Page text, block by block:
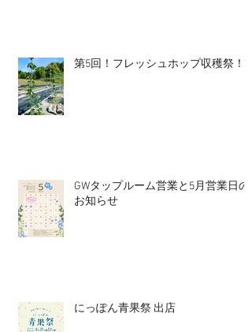
第5回！フレッシュホップ収穫祭！
GWタップルーム営業と5月営業日の
お知らせ
にっぽん青果祭 出店